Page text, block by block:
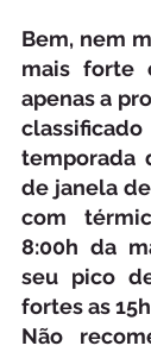
Bem, nem
mais forte
apenas a
temporada
de janela
com
8:00h da
seu pico
fortes as
Não